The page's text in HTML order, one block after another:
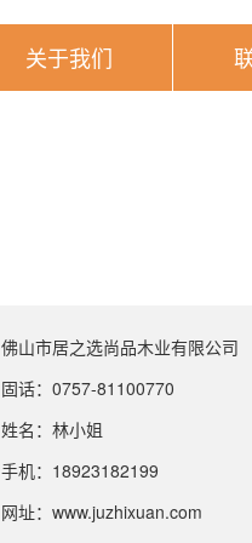
关于我们
佛山市居之选尚品木业有限公司
固话：0757-81100770
姓名：林小姐
手机：18923182199
网址：www.juzhixuan.com